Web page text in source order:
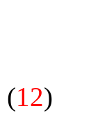
(12)